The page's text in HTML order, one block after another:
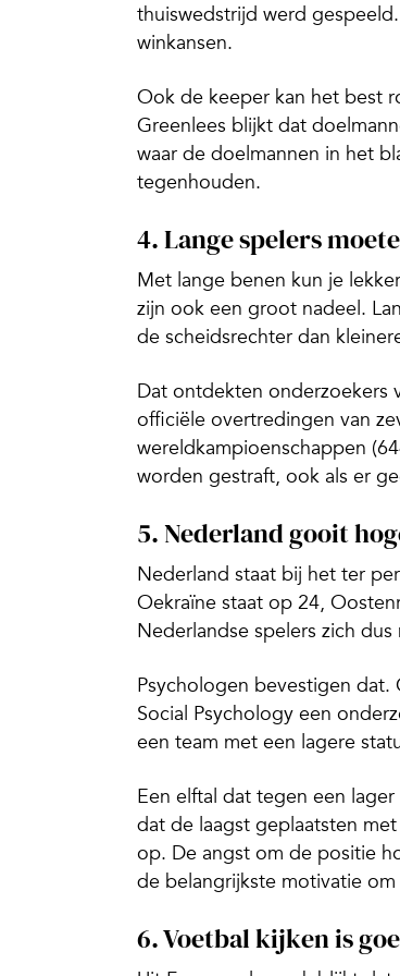
thuiswedstrijd werd
winkansen.
Ook de keeper kan het best
Greenlees blijkt dat
waar de doelmannen in het
tegenhouden.
4. Lange spelers
Met lange benen kun je
zijn ook een groot nadeel.
de scheidsrechter dan
Dat ontdekten onderzoekers
officiële overtredingen van
wereldkampioenschappen
worden gestraft, ook als er
5. Nederland gooit
Nederland staat bij het ter
Oekraïne staat op 24,
Nederlandse spelers zich
Psychologen bevestigen
Social Psychology een
een team met een lagere
Een elftal dat tegen een
dat de laagst geplaatsten
op. De angst om de positie
de belangrijkste motivatie
6. Voetbal kijken is